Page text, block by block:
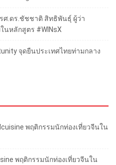
รศ.ดร.ชัชชาติ สิทธิพันธุ์ ผู้ว่า
นหลักสูตร #WINsX
จุดยืนประเทศไทยท่ามกลาง
พฤติกรรมนักท่องเที่ยวจีนใน
พฤติกรรมนักท่องเที่ยวจีนใน